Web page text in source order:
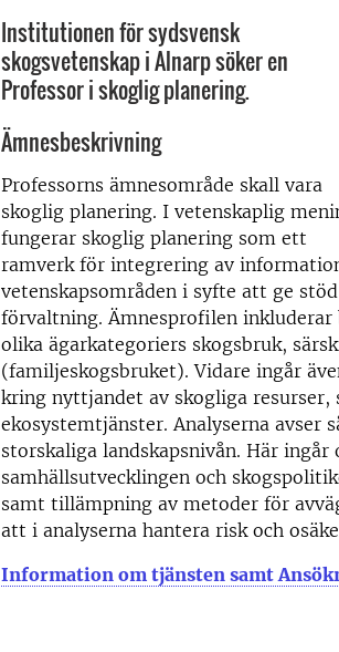
Institutionen för sydsvensk
skogsvetenskap i Alnarp söker en
Professor i skoglig planering.
Ämnesbeskrivning
Professorns ämnesområde skall vara
skoglig planering. I vetenskaplig
fungerar skoglig planering som ett
ramverk för integrering av
vetenskapsområden i syfte att ge
förvaltning. Ämnesprofilen
olika ägarkategoriers skogsbruk,
(familjeskogsbruket). Vidare ingår
kring nyttjandet av skogliga resurser,
ekosystemtjänster. Analyserna avser
storskaliga landskapsnivån. Här ingår
samhällsutvecklingen och
samt tillämpning av metoder för
att i analyserna hantera risk och
Information om tjänsten samt